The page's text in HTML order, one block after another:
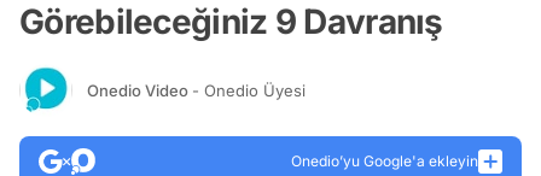
Görebileceğiniz 9 Davranış
Onedio Video - Onedio Üyesi
Onedio’yu Google'a ekleyin